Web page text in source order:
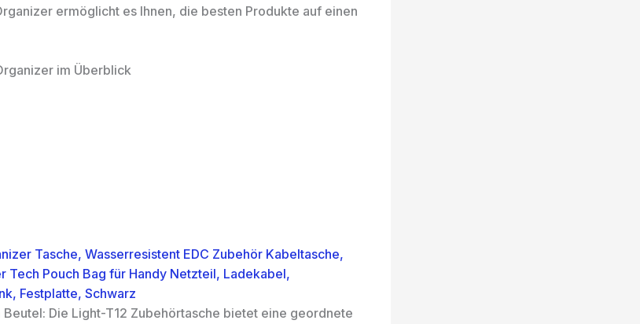
ermöglicht es Ihnen, die besten Produkte auf einen
im Überblick
Tasche, Wasserresistent EDC Zubehör Kabeltasche,
Tech Pouch Bag für Handy Netzteil, Ladekabel,
Festplatte, Schwarz
Beutel: Die Light-T12 Zubehörtasche bietet eine geordnete